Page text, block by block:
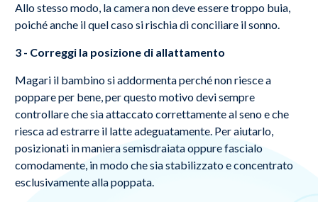
Allo stesso modo, la camera non deve essere troppo buia,
poiché anche il quel caso si rischia di conciliare il sonno.
3 - Correggi la posizione di allattamento
Magari il bambino si addormenta perché non riesce a
poppare per bene, per questo motivo devi sempre
controllare che sia attaccato correttamente al seno e che
riesca ad estrarre il latte adeguatamente. Per aiutarlo,
posizionati in maniera semisdraiata oppure fascialo
comodamente, in modo che sia stabilizzato e concentrato
esclusivamente alla poppata.